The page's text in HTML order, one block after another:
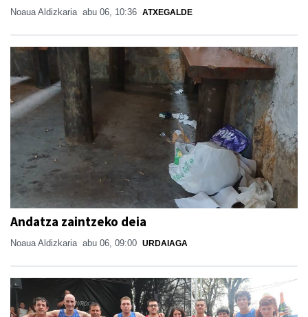
Noaua Aldizkaria abu 06, 10:36 ATXEGALDE
Andatza zaintzeko deia
Noaua Aldizkaria abu 06, 09:00 URDAIAGA